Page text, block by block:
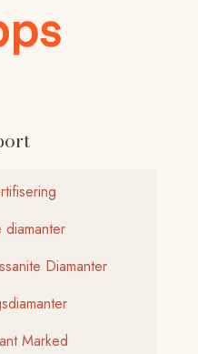
Diamanter
Marked